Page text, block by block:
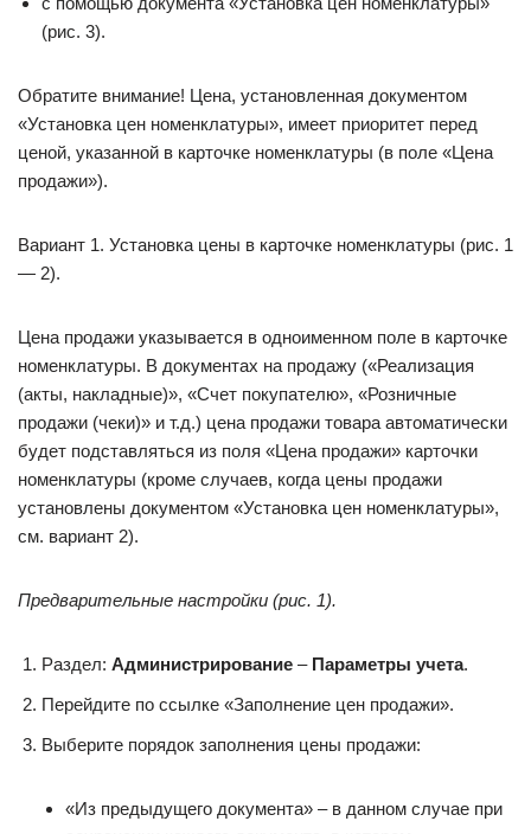
(рис. 3).
Обратите внимание! Цена, установленная документом
«Установка цен номенклатуры», имеет приоритет перед
ценой, указанной в карточке номенклатуры (в поле «Цена
продажи»).
Вариант 1. Установка цены в карточке номенклатуры (рис. 1
— 2).
Цена продажи указывается в одноименном поле в карточке
номенклатуры. В документах на продажу («Реализация
(акты, накладные)», «Счет покупателю», «Розничные
продажи (чеки)» и т.д.) цена продажи товара автоматически
будет подставляться из поля «Цена продажи» карточки
номенклатуры (кроме случаев, когда цены продажи
установлены документом «Установка цен номенклатуры»,
см. вариант 2).
Предварительные настройки (рис. 1).
Раздел: Администрирование – Параметры учета.
Перейдите по ссылке «Заполнение цен продажи».
Выберите порядок заполнения цены продажи:
«Из предыдущего документа» – в данном случае при